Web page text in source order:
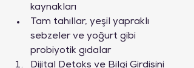
kaynakları
Tam tahıllar, yeşil yapraklı
sebzeler ve yoğurt gibi
probiyotik gıdalar
Dijital Detoks ve Bilgi Girdisini